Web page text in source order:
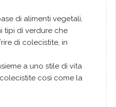
di alimenti vegetali,
tipi di verdure che
di colecistite, in
a uno stile di vita
così come la